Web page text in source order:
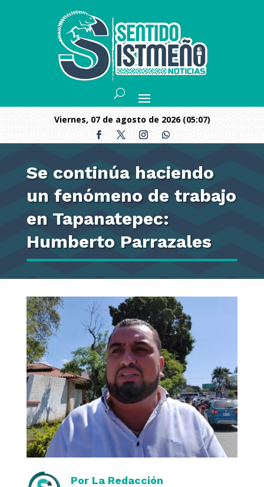
viernes, 07 de agosto de 2026 (05:07)
Se continúa haciendo
un fenómeno de trabajo
en Tapanatepec:
Humberto Parrazales
Por La Redacción